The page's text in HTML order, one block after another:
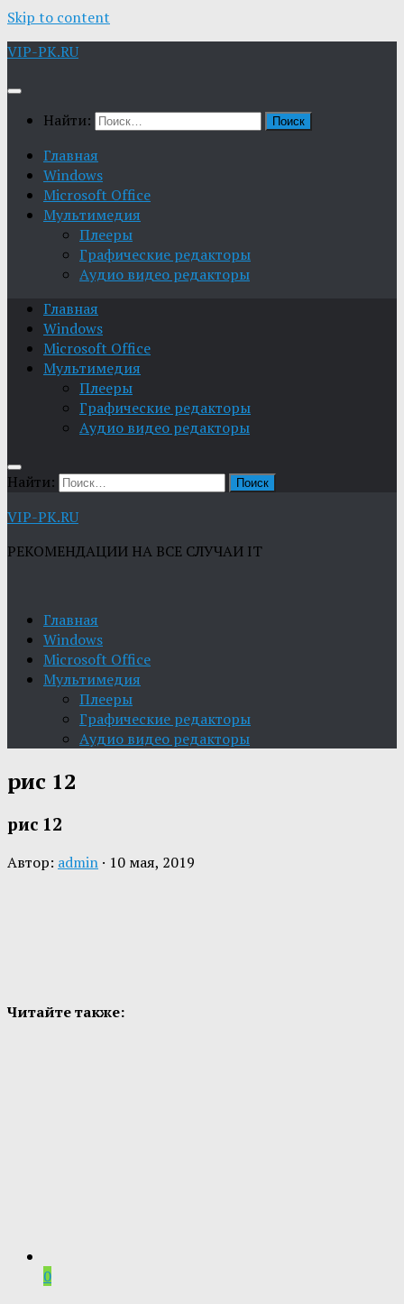
Skip to content
VIP-PK.RU
Найти:
Главная
Windows
Microsoft Office
Мультимедия
Плееры
Графические редакторы
Aудио видео редакторы
Главная
Windows
Microsoft Office
Мультимедия
Плееры
Графические редакторы
Aудио видео редакторы
Найти:
VIP-PK.RU
РЕКОМЕНДАЦИИ НА ВСЕ СЛУЧАИ IT
Главная
Windows
Microsoft Office
Мультимедия
Плееры
Графические редакторы
Aудио видео редакторы
рис 12
рис 12
Автор: admin · 10 мая, 2019
Читайте также:
0